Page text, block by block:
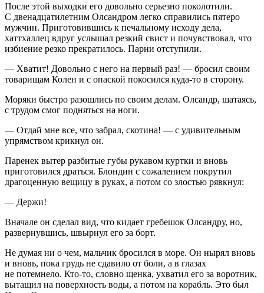
После этой выходки его довольно серьезно поколотили.
С двенадцатилетним Олсандром легко справились пятеро
мужчин. Приготовившись к печальному исходу дела,
хаттхаллец вдруг услышал резкий свист и почувствовал, что
избиение резко прекратилось. Парни отступили.
— Хватит! Довольно с него на первый раз! — бросил своим
товарищам Колен и с опаской покосился куда-то в сторону.
Моряки быстро разошлись по своим делам. Олсандр, шатаясь,
с трудом смог подняться на ноги.
— Отдай мне все, что забрал, скотина! — с удивительным
упрямством крикнул он.
Паренек вытер разбитые губы рукавом куртки и вновь
приготовился драться. Блондин с сожалением покрутил
драгоценную вещицу в руках, а потом со злостью рявкнул:
— Держи!
Вначале он сделал вид, что кидает гребешок Олсандру, но,
развернувшись, швырнул его за борт.
Не думая ни о чем, мальчик бросился в море. Он нырял вновь
и вновь, пока грудь не сдавило от боли, а в глазах
не потемнело. Кто-то, словно щенка, ухватил его за воротник,
вытащил на поверхность воды, а потом на корабль. Это был